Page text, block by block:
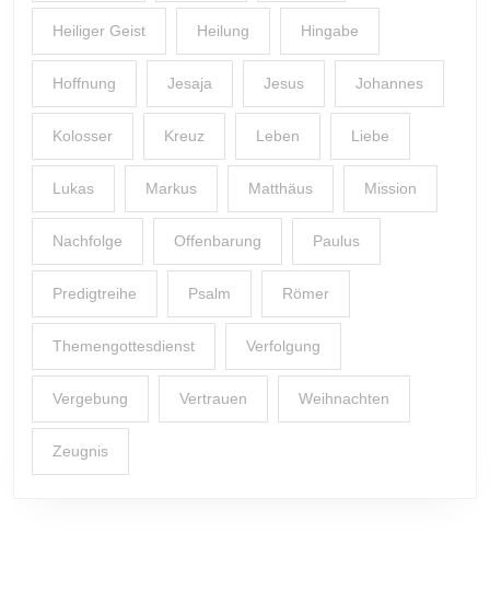
Heiliger Geist Heilung Hingabe
Hoffnung Jesaja Jesus Johannes
Kolosser Kreuz Leben Liebe
Lukas Markus Matthäus Mission
Nachfolge Offenbarung Paulus
Predigtreihe Psalm Römer
Themengottesdienst Verfolgung
Vergebung Vertrauen Weihnachten
Zeugnis